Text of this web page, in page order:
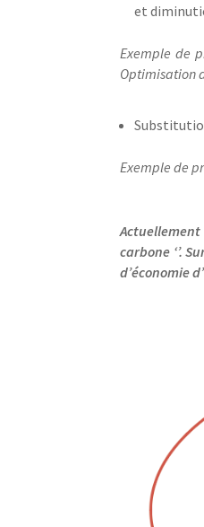
et
Exemple de
Optimisation
Exemple de
Actuellement
carbone ‘’.
d’économie